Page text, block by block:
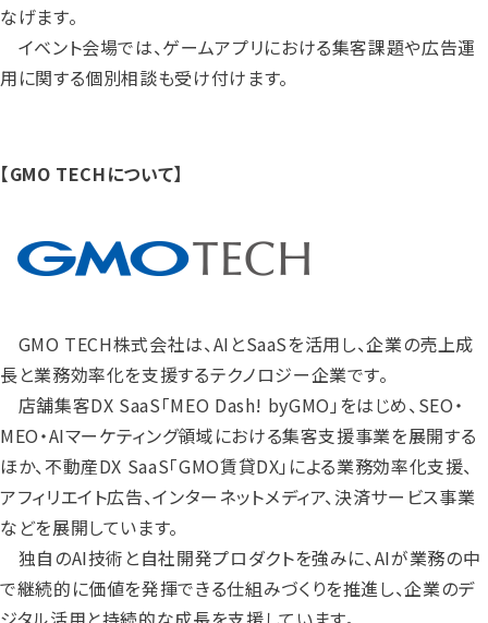
なげます。
イベント会場では、ゲームアプリにおける集客課題や広告運
用に関する個別相談も受け付けます。
【GMO TECHについて】
GMO TECH株式会社は、AIとSaaSを活用し、企業の売上成
長と業務効率化を支援するテクノロジー企業です。
店舗集客DX SaaS「MEO Dash! byGMO」をはじめ、SEO・
MEO・AIマーケティング領域における集客支援事業を展開する
ほか、不動産DX SaaS「GMO賃貸DX」による業務効率化支援、
アフィリエイト広告、インターネットメディア、決済サービス事業
などを展開しています。
独自のAI技術と自社開発プロダクトを強みに、AIが業務の中
で継続的に価値を発揮できる仕組みづくりを推進し、企業のデ